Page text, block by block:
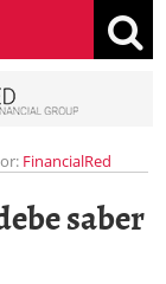
FinancialRed
saber